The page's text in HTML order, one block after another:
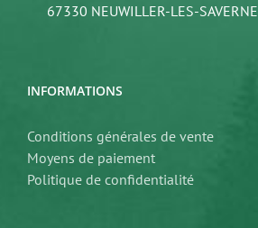
67330 NEUWILLER-LES-SAVERNE
INFORMATIONS
Conditions générales de vente
Moyens de paiement
Politique de confidentialité